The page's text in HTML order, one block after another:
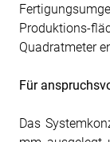
Quadratmeter
Für
Das